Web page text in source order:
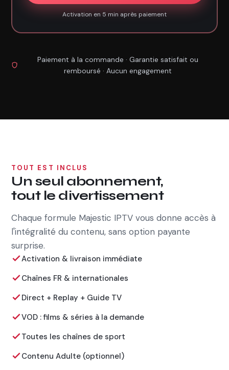
Activation en 5 min après paiement
Paiement à la commande · Garantie satisfait ou
remboursé · Aucun engagement
TOUT EST INCLUS
Un seul abonnement,
tout le divertissement
Chaque formule Majestic IPTV vous donne accès à
l'intégralité du contenu, sans option payante
surprise.
Activation & livraison immédiate
Chaînes FR & internationales
Direct + Replay + Guide TV
VOD : films & séries à la demande
Toutes les chaînes de sport
Contenu Adulte (optionnel)